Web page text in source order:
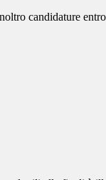
candidature entro